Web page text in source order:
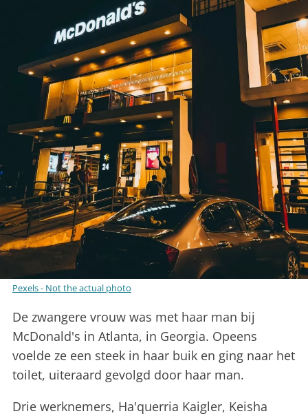
Pexels - Not the actual photo
De zwangere vrouw was met haar man bij
McDonald's in Atlanta, in Georgia. Opeens
voelde ze een steek in haar buik en ging naar het
toilet, uiteraard gevolgd door haar man.
Drie werknemers, Ha'querria Kaigler, Keisha